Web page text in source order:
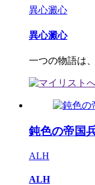
異心澱心
異心澱心
一つの物語は
鈍色の帝国
ALH
ALH